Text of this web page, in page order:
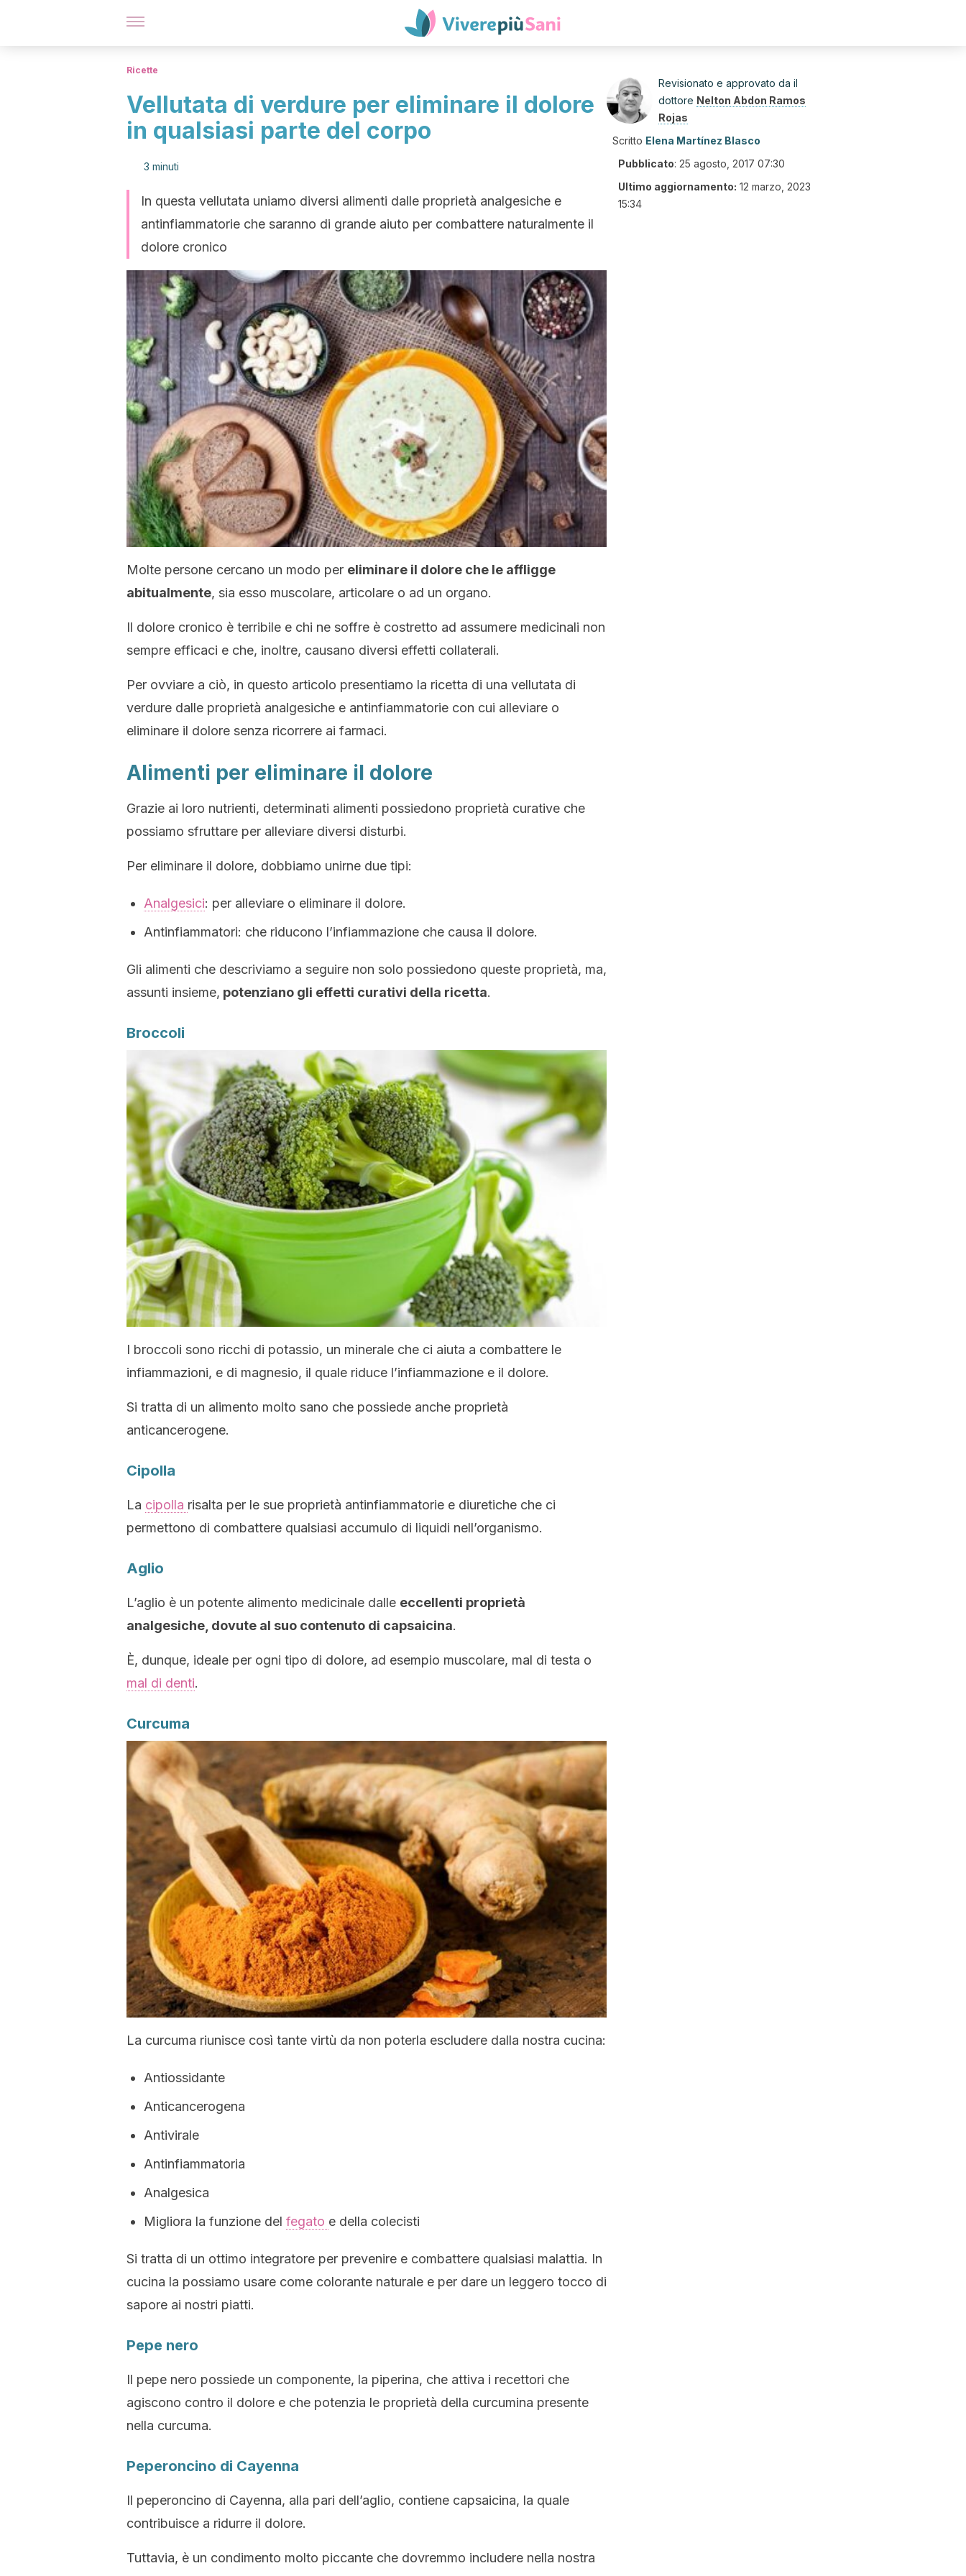
Ricette
Vellutata di verdure per eliminare il dolore
in qualsiasi parte del corpo
3 minuti
In questa vellutata uniamo diversi alimenti dalle proprietà analgesiche e
antinfiammatorie che saranno di grande aiuto per combattere naturalmente il
dolore cronico
Molte persone cercano un modo per eliminare il dolore che le affligge
abitualmente, sia esso muscolare, articolare o ad un organo.
Il dolore cronico è terribile e chi ne soffre è costretto ad assumere medicinali non
sempre efficaci e che, inoltre, causano diversi effetti collaterali.
Per ovviare a ciò, in questo articolo presentiamo la ricetta di una vellutata di
verdure dalle proprietà analgesiche e antinfiammatorie con cui alleviare o
eliminare il dolore senza ricorrere ai farmaci.
Alimenti per eliminare il dolore
Grazie ai loro nutrienti, determinati alimenti possiedono proprietà curative che
possiamo sfruttare per alleviare diversi disturbi.
Per eliminare il dolore, dobbiamo unirne due tipi:
Analgesici: per alleviare o eliminare il dolore.
Antinfiammatori: che riducono l’infiammazione che causa il dolore.
Gli alimenti che descriviamo a seguire non solo possiedono queste proprietà, ma,
assunti insieme, potenziano gli effetti curativi della ricetta.
Broccoli
I broccoli sono ricchi di potassio, un minerale che ci aiuta a combattere le
infiammazioni, e di magnesio, il quale riduce l’infiammazione e il dolore.
Si tratta di un alimento molto sano che possiede anche proprietà
anticancerogene.
Cipolla
La cipolla risalta per le sue proprietà antinfiammatorie e diuretiche che ci
permettono di combattere qualsiasi accumulo di liquidi nell’organismo.
Aglio
L’aglio è un potente alimento medicinale dalle eccellenti proprietà
analgesiche, dovute al suo contenuto di capsaicina.
È, dunque, ideale per ogni tipo di dolore, ad esempio muscolare, mal di testa o
mal di denti.
Curcuma
La curcuma riunisce così tante virtù da non poterla escludere dalla nostra cucina:
Antiossidante
Anticancerogena
Antivirale
Antinfiammatoria
Analgesica
Migliora la funzione del fegato e della colecisti
Si tratta di un ottimo integratore per prevenire e combattere qualsiasi malattia. In
cucina la possiamo usare come colorante naturale e per dare un leggero tocco di
sapore ai nostri piatti.
Pepe nero
Il pepe nero possiede un componente, la piperina, che attiva i recettori che
agiscono contro il dolore e che potenzia le proprietà della curcumina presente
nella curcuma.
Peperoncino di Cayenna
Il peperoncino di Cayenna, alla pari dell’aglio, contiene capsaicina, la quale
contribuisce a ridurre il dolore.
Tuttavia, è un condimento molto piccante che dovremmo includere nella nostra
Revisionato e approvato da il
dottore Nelton Abdon Ramos
Rojas
Scritto Elena Martínez Blasco
Pubblicato: 25 agosto, 2017 07:30
Ultimo aggiornamento: 12 marzo, 2023
15:34